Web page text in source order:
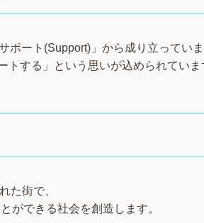
ポート(Support)」から成り立っていま
トする」という思いが込められていま
た街で、
ができる社会を創造します。